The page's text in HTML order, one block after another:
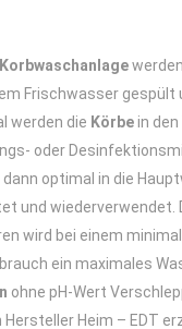
Korbwaschanlage
Frischwasser gespült
werden die Körbein
oder
dann optimal in die
und wiederverwendet.
wird bei einem
ein maximales
ohne pH-Wert
Hersteller Heim – EDT